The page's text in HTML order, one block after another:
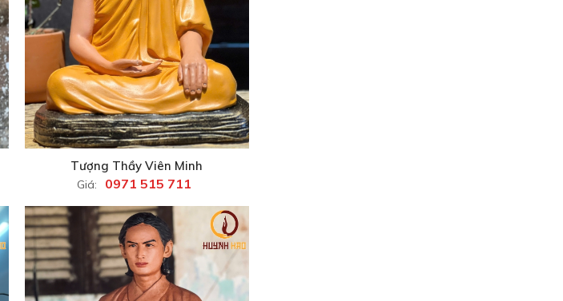
Tượng Thầy Viên Minh
Giá: 0971 515 711